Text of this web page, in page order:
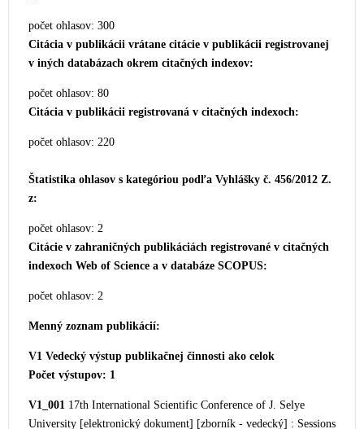
počet ohlasov: 300
Citácia v publikácii vrátane citácie v publikácii registrovanej
v iných databázach okrem citačných indexov:
počet ohlasov: 80
Citácia v publikácii registrovaná v citačných indexoch:
počet ohlasov: 220
Štatistika ohlasov s kategóriou podľa Vyhlášky č. 456/2012 Z.
z:
počet ohlasov: 2
Citácie v zahraničných publikáciách registrované v citačných
indexoch Web of Science a v databáze SCOPUS:
počet ohlasov: 2
Menný zoznam publikácií:
V1 Vedecký výstup publikačnej činnosti ako celok
Počet výstupov: 1
V1_001 17th International Scientific Conference of J. Selye
University [elektronický dokument] [zborník - vedecký] : Sessions